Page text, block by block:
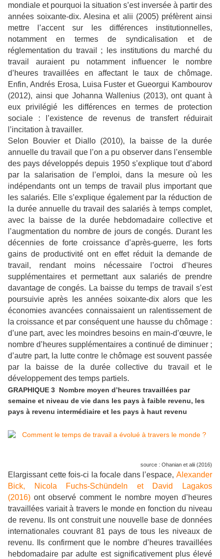
mondiale et pourquoi la situation s’est inversée à partir des
années soixante-dix. Alesina et alii (2005) préfèrent ainsi
mettre l’accent sur les différences institutionnelles,
notamment en termes de syndicalisation et de
réglementation du travail ; les institutions du marché du
travail auraient pu notamment influencer le nombre
d’heures travaillées en affectant le taux de chômage.
Enfin, Andrés Erosa, Luisa Fuster et Gueorgui Kambourov
(2012), ainsi que Johanna Wallenius (2013), ont quant à
eux privilégié les différences en termes de protection
sociale : l’existence de revenus de transfert réduirait
l’incitation à travailler.
Selon Bouvier et Diallo (2010), la baisse de la durée
annuelle du travail que l’on a pu observer dans l’ensemble
des pays développés depuis 1950 s’explique tout d’abord
par la salarisation de l’emploi, dans la mesure où les
indépendants ont un temps de travail plus important que
les salariés. Elle s’explique également par la réduction de
la durée annuelle du travail des salariés à temps complet,
avec la baisse de la durée hebdomadaire collective et
l’augmentation du nombre de jours de congés. Durant les
décennies de forte croissance d’après-guerre, les forts
gains de productivité ont en effet réduit la demande de
travail, rendant moins nécessaire l’octroi d’heures
supplémentaires et permettant aux salariés de prendre
davantage de congés. La baisse du temps de travail s’est
poursuivie après les années soixante-dix alors que les
économies avancées connaissaient un ralentissement de
la croissance et par conséquent une hausse du chômage :
d’une part, avec les moindres besoins en main-d’œuvre, le
nombre d’heures supplémentaires a continué de diminuer ;
d’autre part, la lutte contre le chômage est souvent passée
par la baisse de la durée collective du travail et le
développement des temps partiels.
GRAPHIQUE 3 Nombre moyen d’heures travaillées par
semaine et niveau de vie dans les pays à faible revenu, les
pays à revenu intermédiaire et les pays à haut revenu
source : Ohanian et alii (2016)
Elargissant cette fois-ci la focale dans l’espace, Alexander
Bick, Nicola Fuchs-Schündeln et David Lagakos
(2016) ont observé comment le nombre moyen d’heures
travaillées variait à travers le monde en fonction du niveau
de revenu. Ils ont construit une nouvelle base de données
internationales couvrant 81 pays de tous les niveaux de
revenu. Ils confirment que le nombre d’heures travaillées
hebdomadaire par adulte est significativement plus élevé